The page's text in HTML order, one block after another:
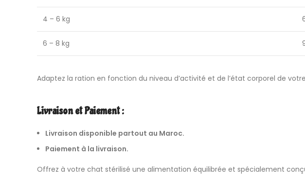
4 – 6 kg
6 – 8 kg
Adaptez la ration en fonction du niveau d’activité et de l’état corporel de
Livraison et Paiement :
Livraison disponible partout au Maroc.
Paiement à la livraison.
Offrez à votre chat stérilisé une alimentation équilibrée et spécialement